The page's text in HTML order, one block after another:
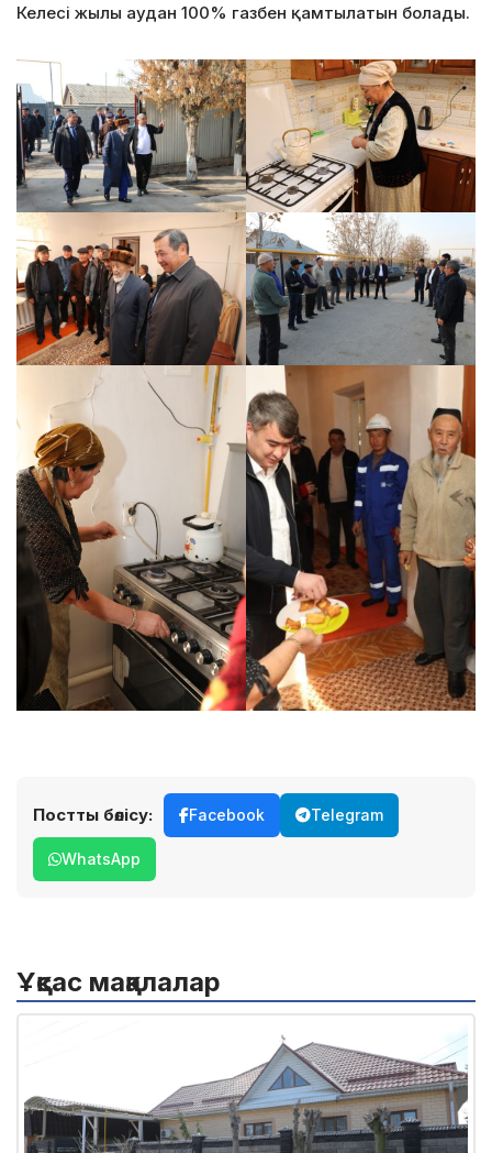
Келесі жылы аудан 100% газбен қамтылатын болады.
Постты бөлісу: Facebook Telegram
WhatsApp
Ұқсас мақалалар